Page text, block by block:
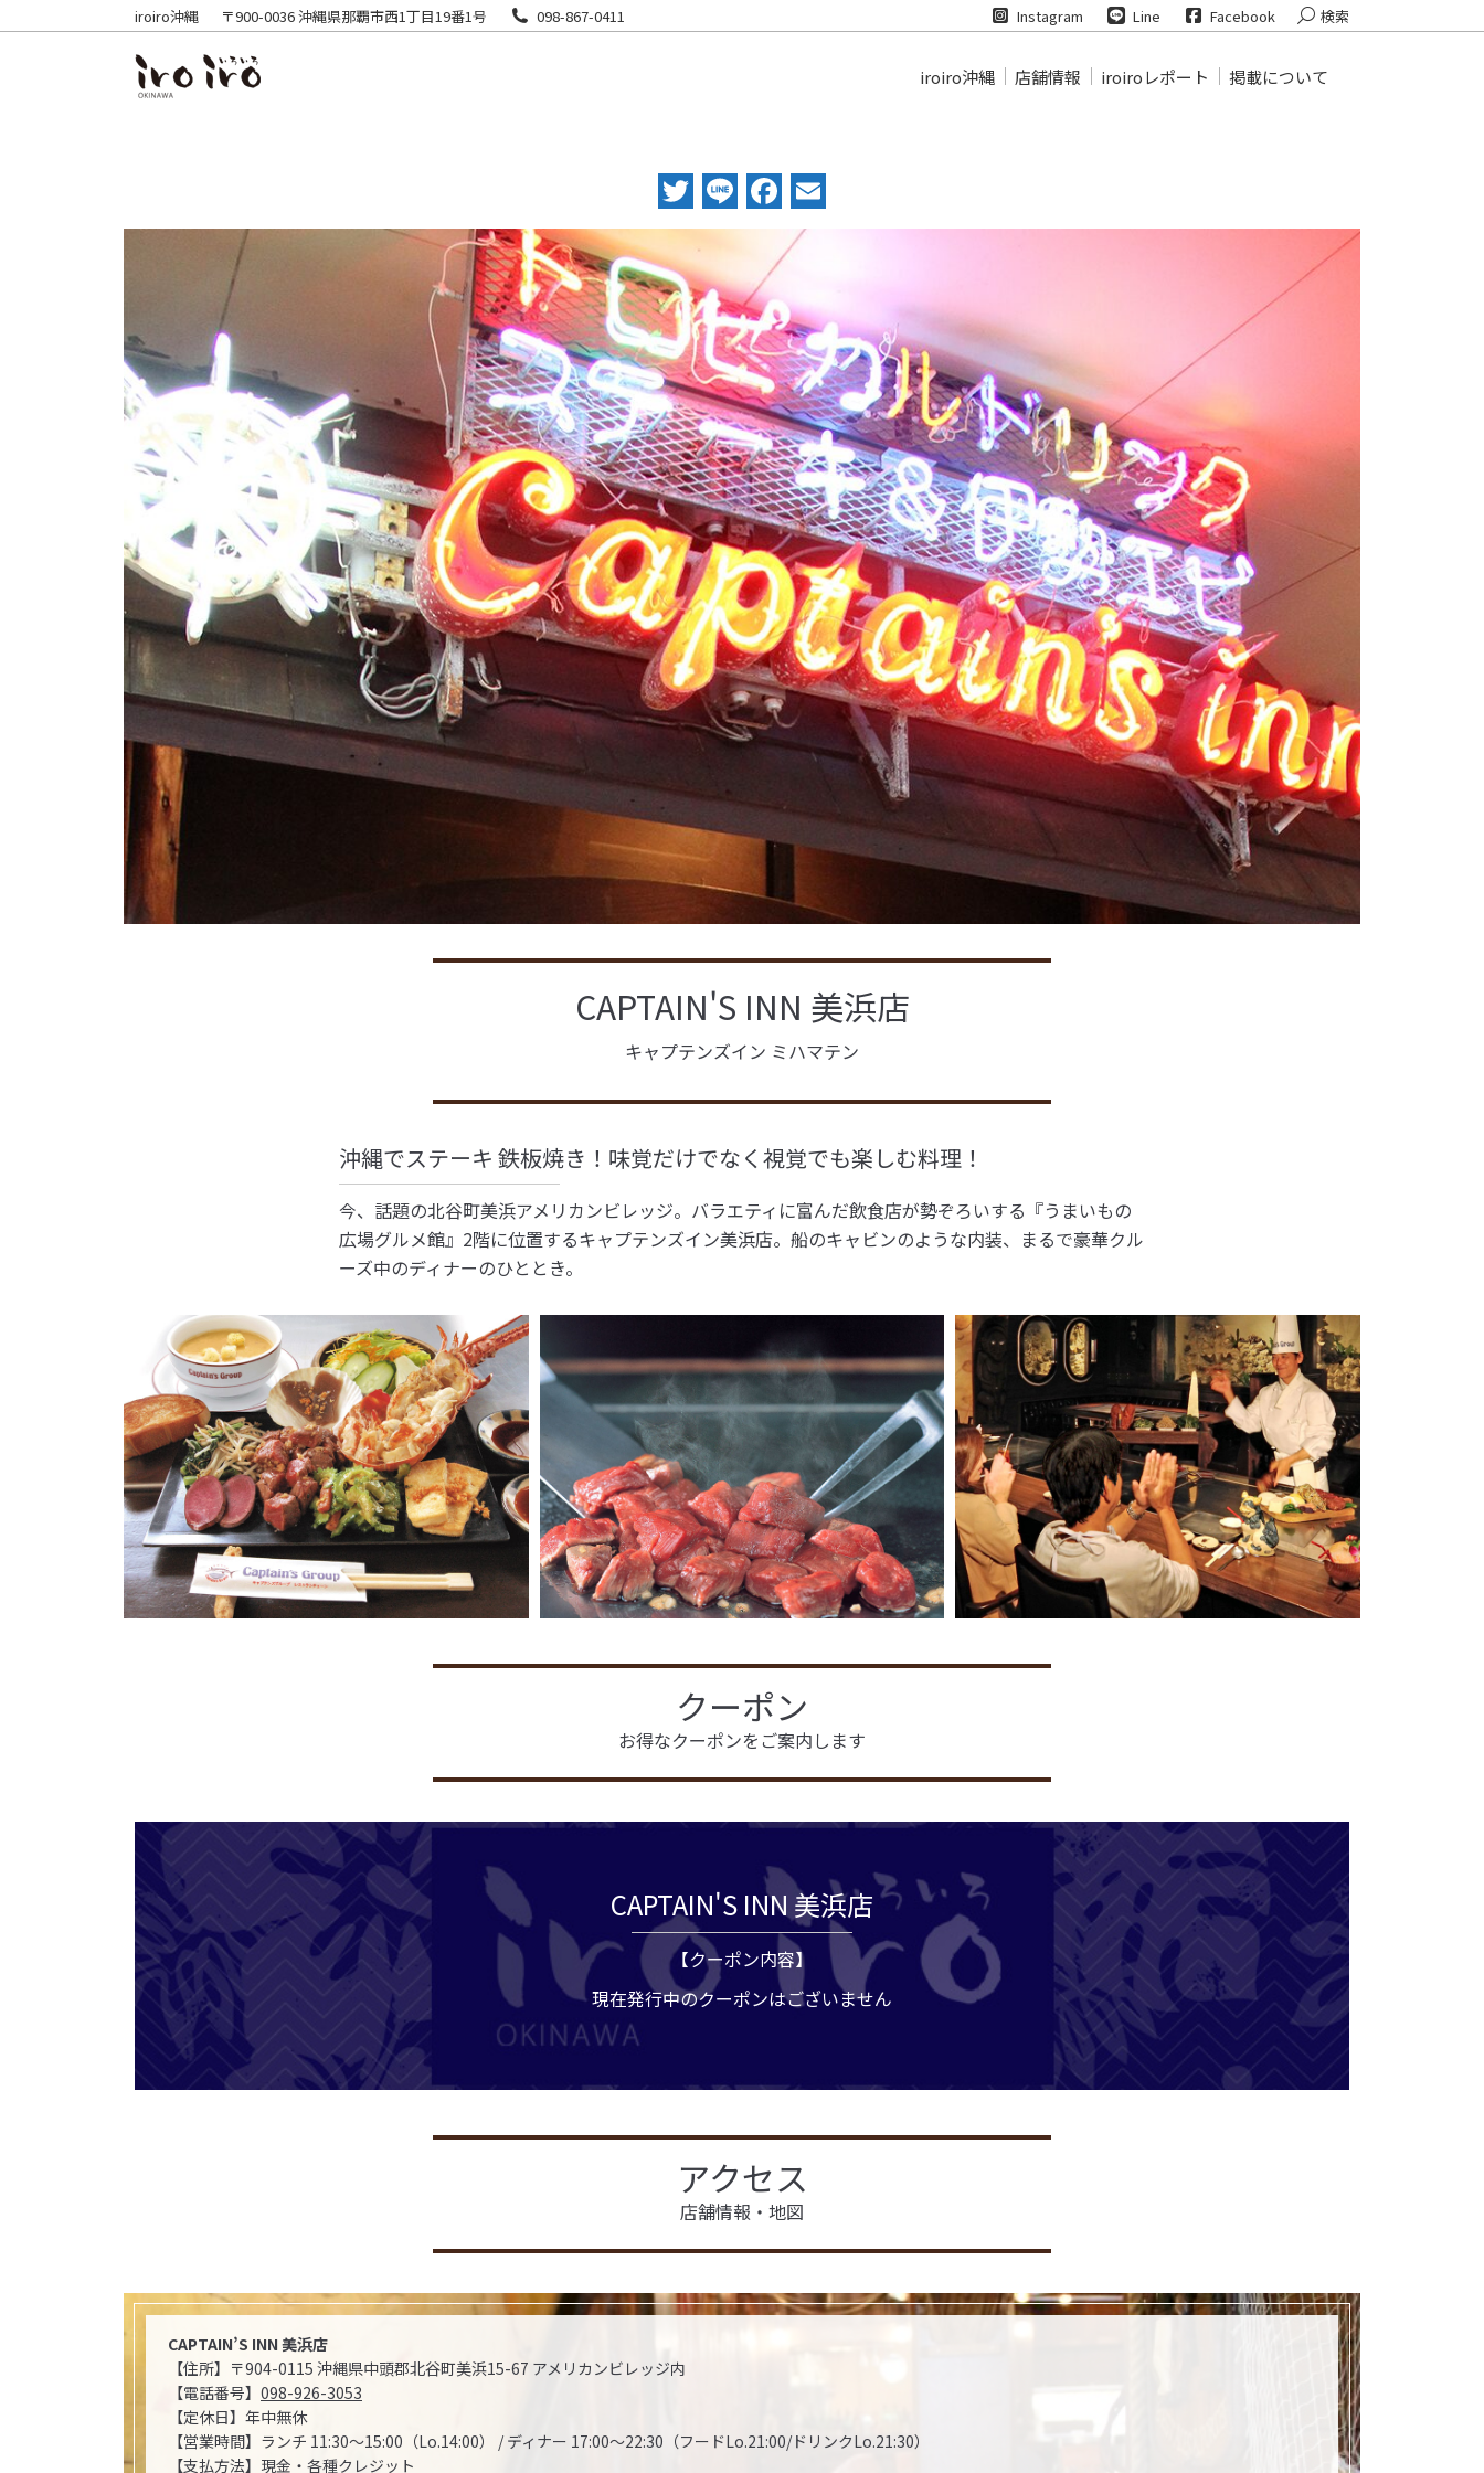
iroiro沖縄 〒900-0036 沖縄県那覇市西1丁目19番1号 098-867-0411 Instagram Line Facebook Search:
検索
iroiro沖縄 店舗情報 iroiroレポート 掲載について
Twitter
LineFacebook
CAPTAIN'S INN 美浜店
キャプテンズイン ミハマテン
沖縄でステーキ 鉄板焼き！味覚だけでなく視覚でも楽しむ料理！
今、話題の北谷町美浜アメリカンビレッジ。バラエティに富んだ飲食店が勢ぞろいする『うまいもの
広場グルメ館』2階に位置するキャプテンズイン美浜店。船のキャビンのような内装、まるで豪華クル
ーズ中のディナーのひととき。
クーポン
お得なクーポンをご案内します
CAPTAIN'S INN 美浜店
【クーポン内容】
現在発行中のクーポンはございません
アクセス
店舗情報・地図
CAPTAIN’S INN 美浜店
【住所】〒904-0115 沖縄県中頭郡北谷町美浜15-67 アメリカンビレッジ内
【電話番号】 098-926-3053
【定休日】年中無休
【営業時間】ランチ 11:30～15:00（Lo.14:00） / ディナー 17:00～22:30（フードLo.21:00/ドリンクLo.21:30）
【支払方法】現金・各種クレジット